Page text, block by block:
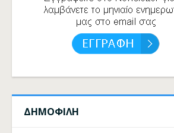
ΔΗΜΟΦΙΛΗ